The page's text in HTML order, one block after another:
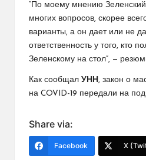
“По моему мнению Зеленский
многих вопросов, скорее
варианты, а он дает или не
ответственность у того, кто
Зеленскому на стол”, —
Как сообщал УНН
, закон о
на COVID-19 передали на
Share via:
Facebook X